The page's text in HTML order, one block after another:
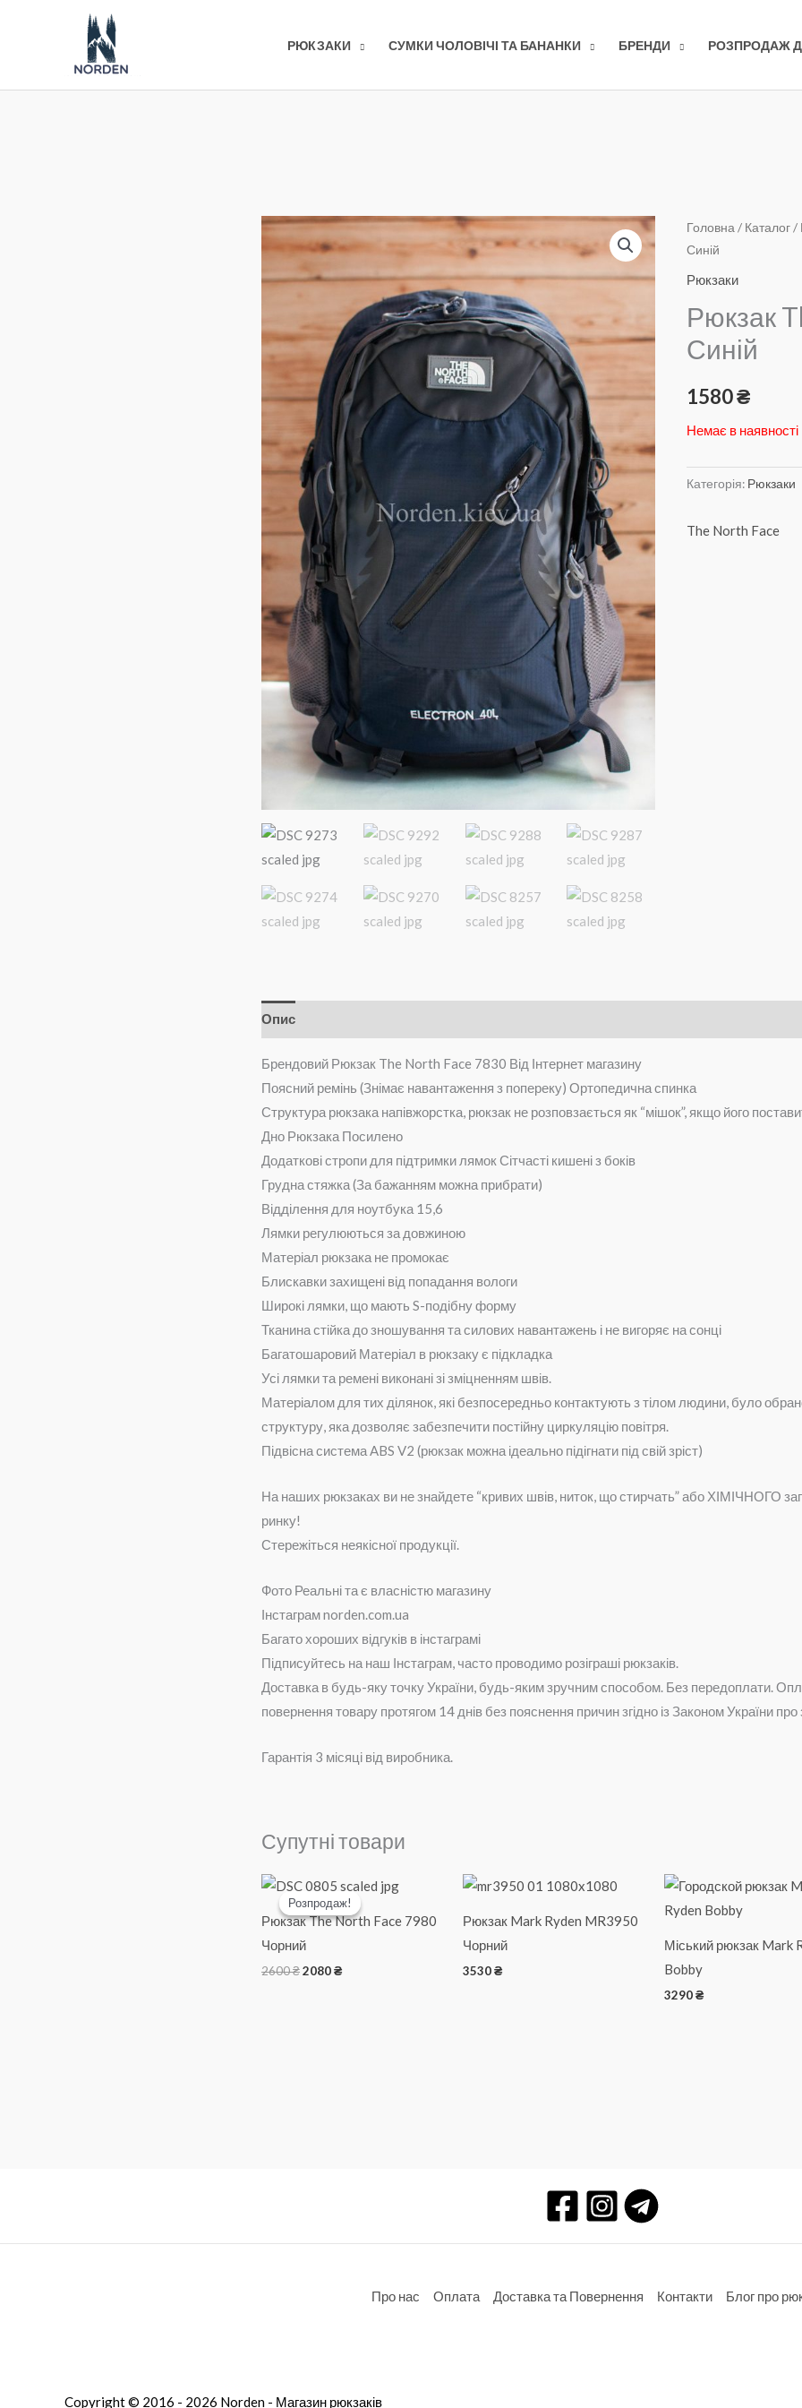
РЮКЗАКИ СУМКИ ЧОЛОВІЧІ ТА БАНАНКИ БРЕНДИ РОЗПРОДАЖ
Головна / Каталог/
Синій
Рюкзаки
Рюкзак
Синій
1580₴
Немає в наявності
Категорія: Рюкзаки
The North Face
Опис
Брендовий Рюкзак The North Face 7830 Від Інтернет магазину
Поясний ремінь (Знімає навантаження з попереку)Ортопедична спинка
Структура рюкзака напівжорстка, рюкзак не розповзається як “мішок”, якщо його
Дно Рюкзака Посилено
Додаткові стропи для підтримки лямокСітчасті кишені з боків
Грудна стяжка (За бажанням можна прибрати)
Відділення для ноутбука 15,6
Лямки регулюються за довжиною
Матеріал рюкзака не промокає
Блискавки захищені від попадання вологи
Широкі лямки, що мають S-подібну форму
Тканина стійка до зношування та силових навантажень і не вигоряє на сонці
Багатошаровий Матеріал в рюкзаку є підкладка
Усі лямки та ремені виконані зі зміцненням швів.
Матеріалом для тих ділянок, які безпосередньо контактують з тілом людини, було
структуру, яка дозволяє забезпечити постійну циркуляцію повітря.
Підвісна система ABS V2 (рюкзак можна ідеально підігнати під свій зріст)
На наших рюкзаках ви не знайдете “кривих швів, ниток, що стирчать” або ХІМІЧНОГО
ринку!
Стережіться неякісної продукції.
Фото Реальні та є власністю магазину
Інстаграм norden.com.ua
Багато хороших відгуків в інстаграмі
Підписуйтесь на наш Інстаграм, часто проводимо розіграші рюкзаків.
Доставка в будь-яку точку України, будь-яким зручним способом. Без передоплати.
повернення товару протягом 14 днів без пояснення причин згідно із Законом України
Гарантія 3 місяці від виробника.
Супутні товари
Розпродаж!
Розпродаж!
Рюкзак The North Face 7980
Чорний
2600₴Оригінальна
2080₴Поточна
Рюкзак Mark Ryden MR3950
Чорний
3530₴
Міський рюкзак Mark
Bobby
3290₴
Про нас Оплата Доставка та Повернення Контакти Блог про
Copyright © 2016 - 2026 Norden - Магазин рюкзаків